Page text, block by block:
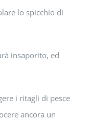
lo spicchio di
insaporito, ed
i ritagli di pesce
ancora un